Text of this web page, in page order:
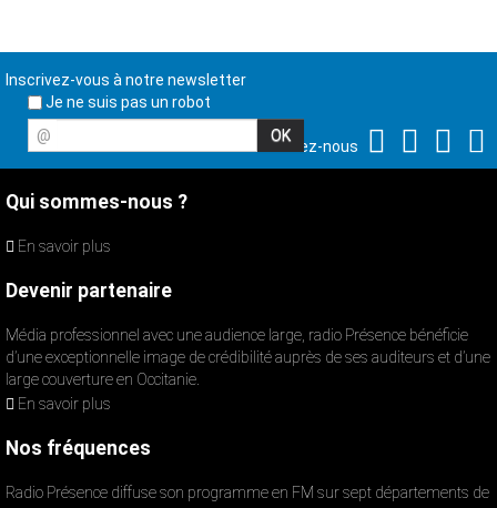
Inscrivez-vous à notre newsletter
Je ne suis pas un robot
@
Suivez-nous
Qui sommes-nous ?
En savoir plus
Devenir partenaire
Média professionnel avec une audience large, radio Présence bénéficie
d’une exceptionnelle image de crédibilité auprès de ses auditeurs et d’une
large couverture en Occitanie.
En savoir plus
Nos fréquences
Radio Présence diffuse son programme en FM sur sept départements de